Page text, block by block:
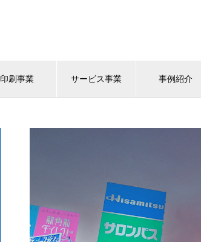
印刷事業 サービス事業 事例紹介